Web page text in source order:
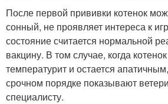
После первой прививки котенок
сонный, не проявляет интереса к
состояние считается нормальной
вакцину. В том случае, когда
температурит и остается
срочном порядке показывают
специалисту.